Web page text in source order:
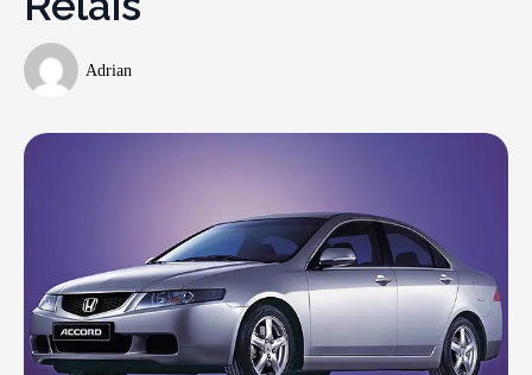
Adrian